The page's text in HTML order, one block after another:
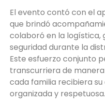
El evento contó con el
que brindó
colaboró ​​en la logística,
seguridad durante la
Este esfuerzo conjunto
transcurriera de
cada familia recibiera
organizada y respetuosa.